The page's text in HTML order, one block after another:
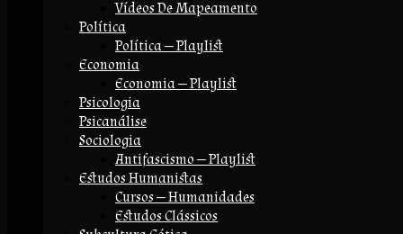
Vídeos De Mapeamento
Política
Política — Playlist
Economia
Economia — Playlist
Psicologia
Psicanálise
Sociologia
Antifascismo — Playlist
Estudos Humanistas
Cursos — Humanidades
Estudos Clássicos